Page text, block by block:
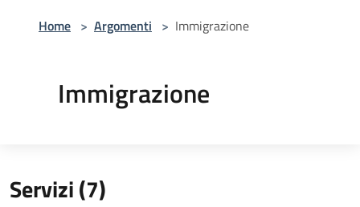
Home > Argomenti > Immigrazione
Immigrazione
Servizi (7)